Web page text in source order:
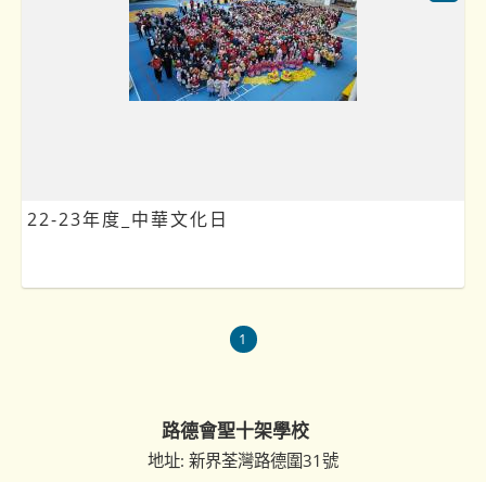
22-23年度_中華文化日
1
路德會聖十架學校
地址: 新界荃灣路德圍31號